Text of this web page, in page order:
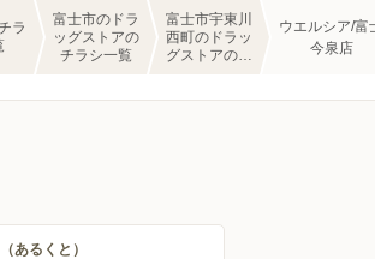
ラ
富士市のドラ
ッグストアの
チラシ一覧
富士市宇東川
西町のドラッ
グストアのチ
ウエルシア/富
今泉店
あるくと）